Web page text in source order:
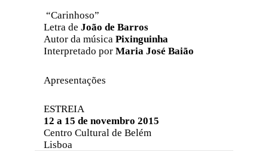
“Carinhoso”
Letra de João de Barros
Autor da música Pixinguinha
Interpretado por Maria José Baião
Apresentações
ESTREIA
12 a 15 de novembro 2015
Centro Cultural de Belém
Lisboa